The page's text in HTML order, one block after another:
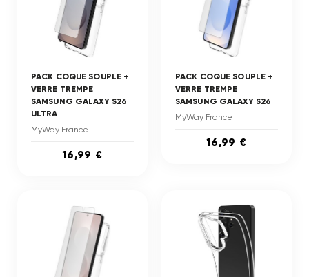
PACK COQUE SOUPLE +
VERRE TREMPE
SAMSUNG GALAXY S26
ULTRA
MyWay France
16,99 €
PACK COQUE SOUPLE +
VERRE TREMPE
SAMSUNG GALAXY S26
MyWay France
16,99 €